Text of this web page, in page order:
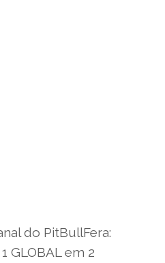
do PitBullFera:
GLOBAL em 2